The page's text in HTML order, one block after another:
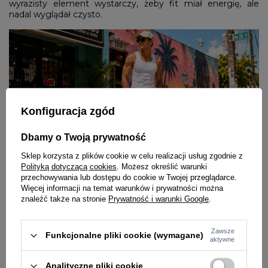
wyrazisty element wystarczy, żeby fit miał energię, ale
nadal wyglądał czysto.
Tank top na trening - jak połączyć
wygodę, przewiewność i mocny
look?
Na siłowni tank top ma przede wszystkim pracować razem
z ciałem. Dobry tank top na siłownię nie krępuje ruchów,
dobrze odprowadza wilgoć i nie roluje się przy ćwiczeniach.
Konfiguracja zgód
Dbamy o Twoją prywatność
Sklep korzysta z plików cookie w celu realizacji usług zgodnie z
Polityką dotyczącą cookies. Możesz określić warunki
przechowywania lub dostępu do cookie w Twojej przeglądarce.
Więcej informacji na temat warunków i prywatności można
znaleźć także na stronie Prywatność i warunki Google.
Funkcjonalne pliki cookie (wymagane)
Zawsze
aktywne
Analityczne pliki cookie